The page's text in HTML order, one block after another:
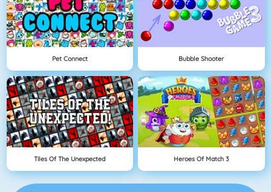
Pet Connect Bubble Shooter
Tiles Of The Unexpected Heroes Of Match 3